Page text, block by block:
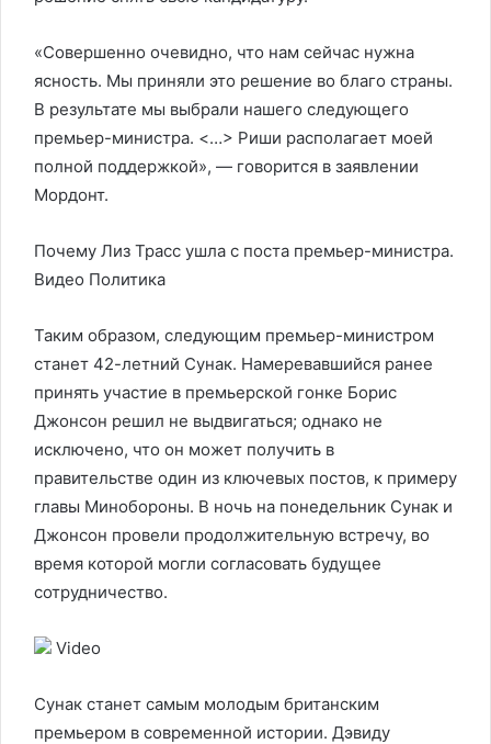
«Совершенно очевидно, что нам сейчас нужна
ясность. Мы приняли это решение во благо страны.
В результате мы выбрали нашего следующего
премьер-министра. <…> Риши располагает моей
полной поддержкой», — говорится в заявлении
Мордонт.
Почему Лиз Трасс ушла с поста премьер-министра.
Видео Политика
Таким образом, следующим премьер-министром
станет 42-летний Сунак. Намеревавшийся ранее
принять участие в премьерской гонке Борис
Джонсон решил не выдвигаться; однако не
исключено, что он может получить в
правительстве один из ключевых постов, к примеру
главы Минобороны. В ночь на понедельник Сунак и
Джонсон провели продолжительную встречу, во
время которой могли согласовать будущее
сотрудничество.
Video
Сунак станет самым молодым британским
премьером в современной истории. Дэвиду